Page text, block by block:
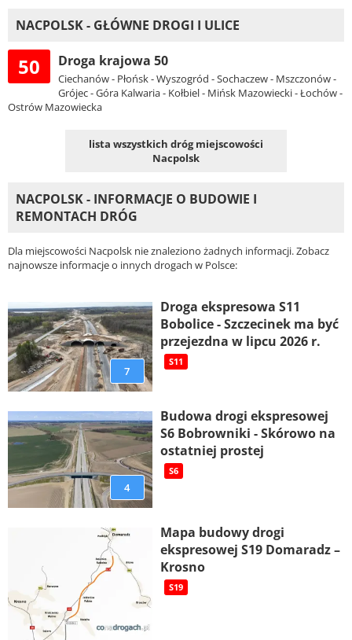
NACPOLSK - GŁÓWNE DROGI I ULICE
50 Droga krajowa 50
Ciechanów - Płońsk - Wyszogród - Sochaczew - Mszczonów -
Grójec - Góra Kalwaria - Kołbiel - Mińsk Mazowiecki - Łochów -
Ostrów Mazowiecka
lista wszystkich dróg miejscowości
Nacpolsk
NACPOLSK - INFORMACJE O BUDOWIE I
REMONTACH DRÓG
Dla miejscowości Nacpolsk nie znaleziono żadnych informacji. Zobacz
najnowsze informacje o innych drogach w Polsce:
7
Droga ekspresowa S11
Bobolice - Szczecinek ma być
przejezdna w lipcu 2026 r.
S11
4
Budowa drogi ekspresowej
S6 Bobrowniki - Skórowo na
ostatniej prostej
S6
Mapa budowy drogi
ekspresowej S19 Domaradz –
Krosno
S19